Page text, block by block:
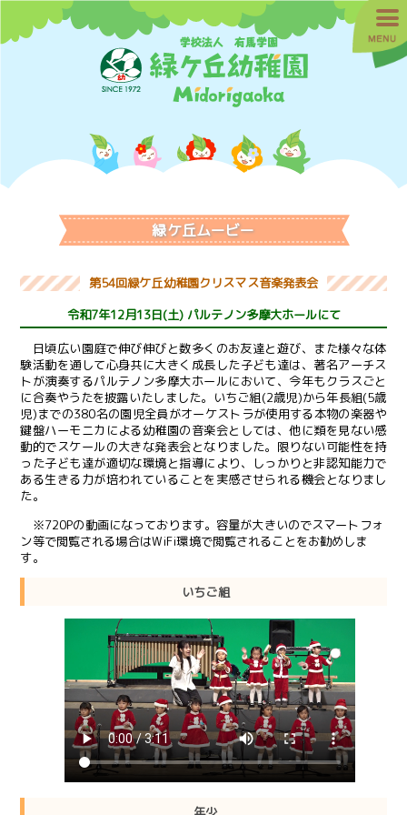
緑ケ丘ムービー
第54回緑ケ丘幼稚園クリスマス音楽発表会
令和7年12月13日(土) パルテノン多摩大ホールにて
日頃広い園庭で伸び伸びと数多くのお友達と遊び、また様々な体
験活動を通して心身共に大きく成長した子ども達は、著名アーチス
トが演奏するパルテノン多摩大ホールにおいて、今年もクラスごと
に合奏やうたを披露いたしました。いちご組(2歳児)から年長組(5歳
児)までの380名の園児全員がオーケストラが使用する本物の楽器や
鍵盤ハーモニカによる幼稚園の音楽会としては、他に類を見ない感
動的でスケールの大きな発表会となりました。限りない可能性を持
った子ども達が適切な環境と指導により、しっかりと非認知能力で
ある生きる力が培われていることを実感させられる機会となりまし
た。
※720Pの動画になっております。容量が大きいのでスマートフォ
ン等で閲覧される場合はWiFi環境で閲覧されることをお勧めしま
す。
いちご組